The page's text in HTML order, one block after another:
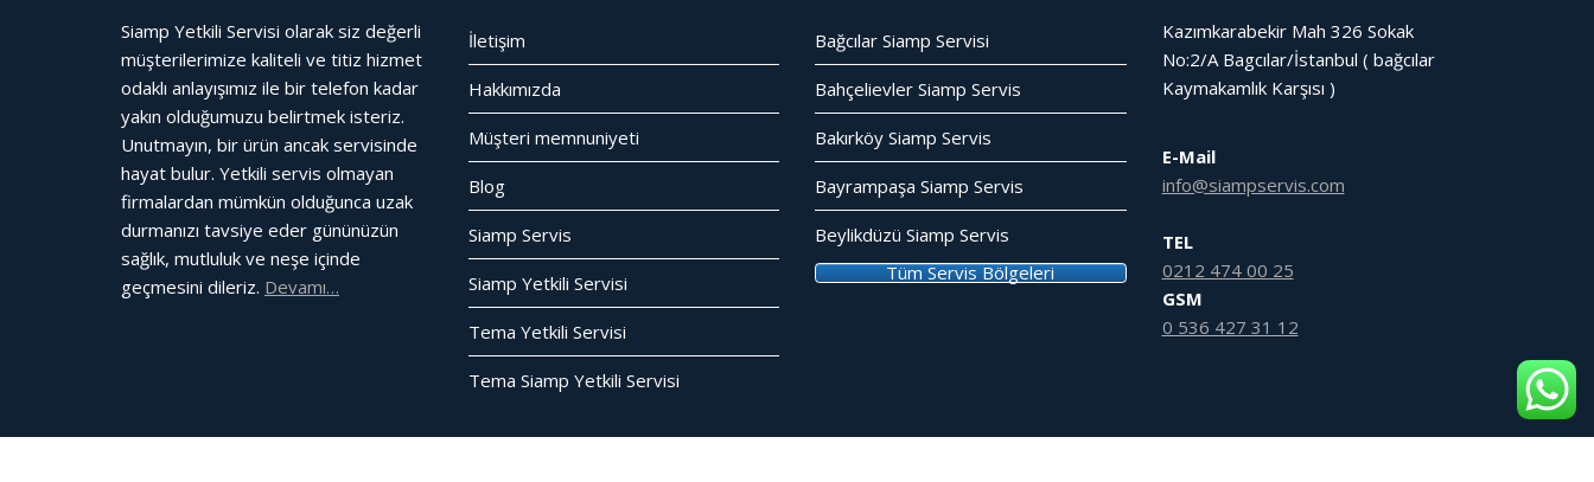
Siamp Yetkili Servisi olarak siz değerli
müşterilerimize kaliteli ve titiz hizmet
odaklı anlayışımız ile bir telefon kadar
yakın olduğumuzu belirtmek isteriz.
Unutmayın, bir ürün ancak servisinde
hayat bulur. Yetkili servis olmayan
firmalardan mümkün olduğunca uzak
durmanızı tavsiye eder gününüzün
sağlık, mutluluk ve neşe içinde
geçmesini dileriz. Devamı…
İletişim
Hakkımızda
Müşteri memnuniyeti
Blog
Siamp Servis
Siamp Yetkili Servisi
Tema Yetkili Servisi
Tema Siamp Yetkili Servisi
Bağcılar Siamp Servisi
Bahçelievler Siamp Servis
Bakırköy Siamp Servis
Bayrampaşa Siamp Servis
Beylikdüzü Siamp Servis
Tüm Servis Bölgeleri
Kazımkarabekir Mah 326 Sokak
No:2/A Bagcılar/İstanbul ( bağcılar
Kaymakamlık Karşısı )
E-Mail
info@siampservis.com
TEL
0212 474 00 25
GSM
0 536 427 31 12